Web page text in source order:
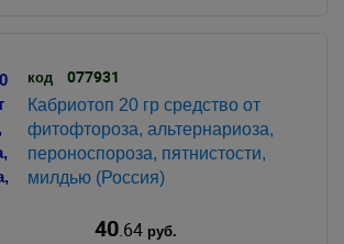
код 077931
Кабриотоп 20 гр средство от
фитофтороза, альтернариоза,
пероноспороза, пятнистости,
милдью (Россия)
40.64руб.